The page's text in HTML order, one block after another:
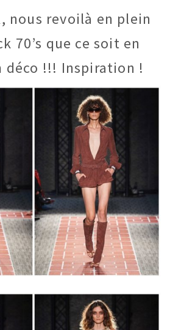
nous revoilà en plein
70’s que ce soit en
déco !!! Inspiration !